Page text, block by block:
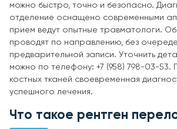
можно быстро, точно и безопасно.
отделение оснащено современными
прием ведут опытные травматологи.
проводят по направлению, без
предварительной записи. Уточнить
можно по телефону: +7 (958) 798-03-53.
костных тканей своевременная
успешного лечения.
Что такое рентген